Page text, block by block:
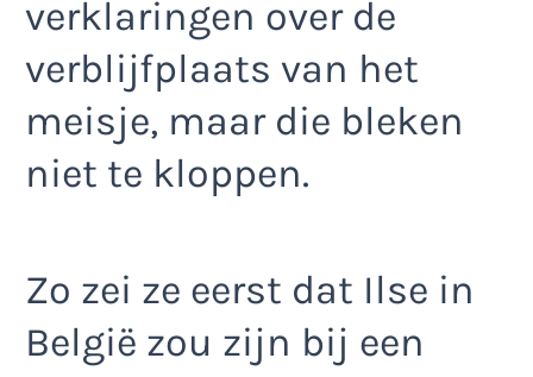
verklaringen over de
verblijfplaats van het
meisje, maar die bleken
niet te kloppen.
Zo zei ze eerst dat Ilse in
België zou zijn bij een